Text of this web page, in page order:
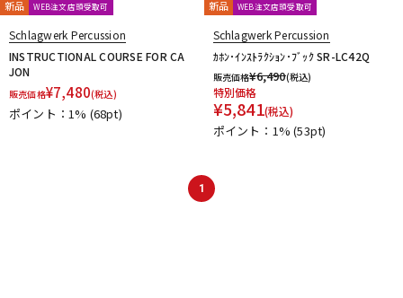
アンプ エフェクター
DJ機器
新品 WEB注文店頭受取可
Schlagwerk Percussion
INSTRUCTIONAL COURSE FOR CA
JON
販売価格¥7,480(税込)
ポイント：1% (68pt)
新品 WEB注文店頭受取可
Schlagwerk Percussion
ｶﾎﾝ･ｲﾝｽﾄﾗｸｼｮﾝ･ﾌﾞｯｸ SR-LC42Q
販売価格¥6,490(税込)
特別価格
¥5,841(税込)
ポイント：1%(53pt)
1